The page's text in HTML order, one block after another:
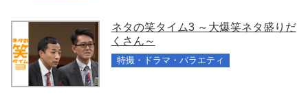
ネタの笑タイム3 ～大爆笑ネタ盛りだ
くさん～
特撮・ドラマ・バラエティ